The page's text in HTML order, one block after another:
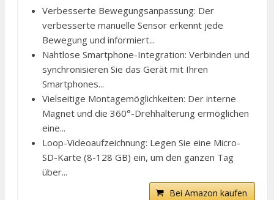
Verbesserte Bewegungsanpassung: Der
verbesserte manuelle Sensor erkennt jede
Bewegung und informiert...
Nahtlose Smartphone-Integration: Verbinden und
synchronisieren Sie das Gerät mit Ihren
Smartphones...
Vielseitige Montagemöglichkeiten: Der interne
Magnet und die 360°-Drehhalterung ermöglichen
eine...
Loop-Videoaufzeichnung: Legen Sie eine Micro-
SD-Karte (8-128 GB) ein, um den ganzen Tag
über...
Bei Amazon kaufen